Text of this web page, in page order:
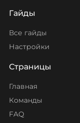
Гайды
Все гайды
Настройки
Страницы
Главная
Команды
FAQ